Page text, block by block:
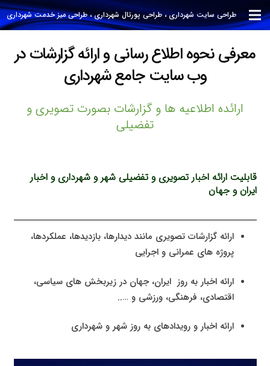
طراحی سایت شهرداری ، طراحی پورتال شهرداری ، طراحی میز خدمت شهرداری
معرفی نحوه اطلاع رسانی و ارائه گزارشات در
وب سایت جامع شهرداری
ارائده اطلاعیه ها و گزارشات بصورت تصویری و
تفضیلی
قابلیت ارائه اخبار تصویری و تفضیلی شهر و شهرداری و اخبار
ایران و جهان
ارائه گزارشات تصویری مانند دیدارها، بازدیدها، عملکردها،
پروژه های عمرانی و اجرایی
ارائه اخبار به روز ایران، جهان در زیربخش های سیاسی،
اقتصادی، فرهنگی، ورزشی و …..
ارائه اخبار و رویدادهای به روز شهر و شهرداری